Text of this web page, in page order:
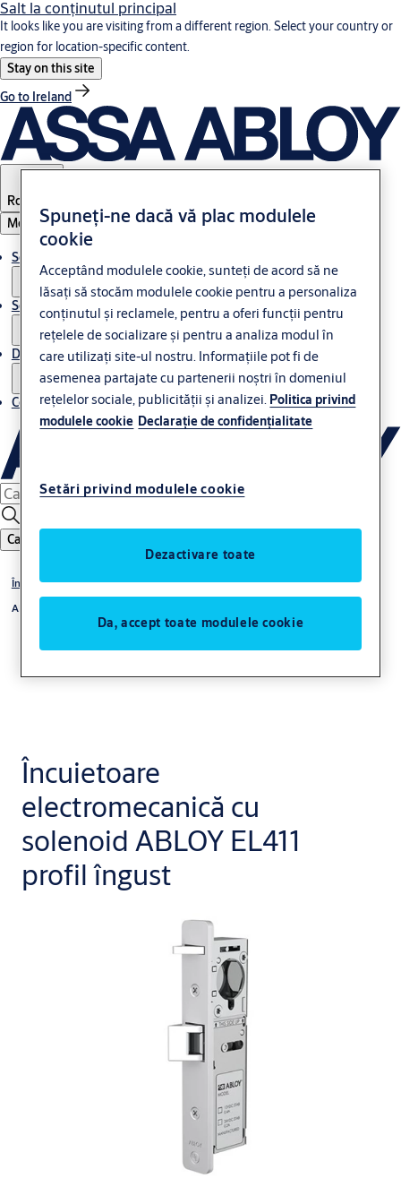
Salt la conţinutul principal
It looks like you are visiting from a different region. Select your country or
region for location-specific content.
Stay on this site
Go to Ireland
Romania
Meniul
Soluții
Service
Despre ASSA ABLOY
Contacte
Caută
Încuietori electromecanice cu solenoid
ABLOY Profil îngust
Încuietoare
electromecanică cu
solenoid ABLOY EL411
profil îngust
Spuneți-ne dacă vă plac modulele
cookie
Acceptând modulele cookie, sunteți de acord să ne
lăsați să stocăm modulele cookie pentru a personaliza
conținutul și reclamele, pentru a oferi funcții pentru
rețelele de socializare și pentru a analiza modul în
care utilizați site-ul nostru. Informațiile pot fi de
asemenea partajate cu partenerii noștri în domeniul
rețelelor sociale, publicității și analizei. Politica privind
modulele cookie Declaraţie de confidenţialitate
Setări privind modulele cookie
Dezactivare toate
Da, accept toate modulele cookie